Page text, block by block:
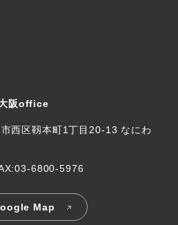
阪office
西区靱本町1丁目20-13 なにわ
6800-5976
Map